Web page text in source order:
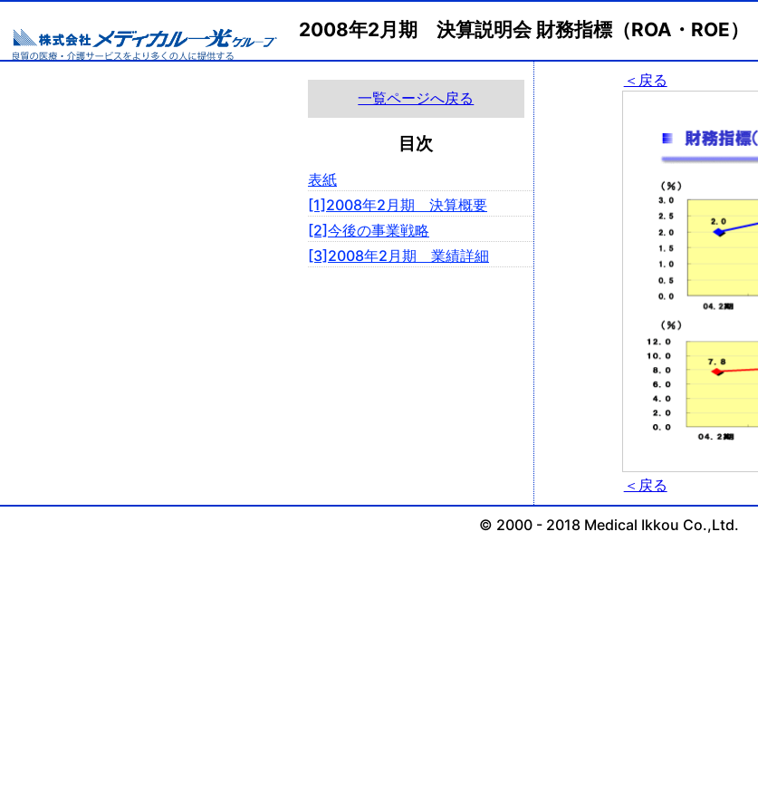
2008年2月期 決算説明会 財務指標（ROA・ROE）
一覧ページへ戻る
目次
表紙
[1]2008年2月期 決算概要
[2]今後の事業戦略
[3]2008年2月期 業績詳細
＜戻る
＜戻る
© 2000 - 2018 Medical Ikkou Co.,Ltd.